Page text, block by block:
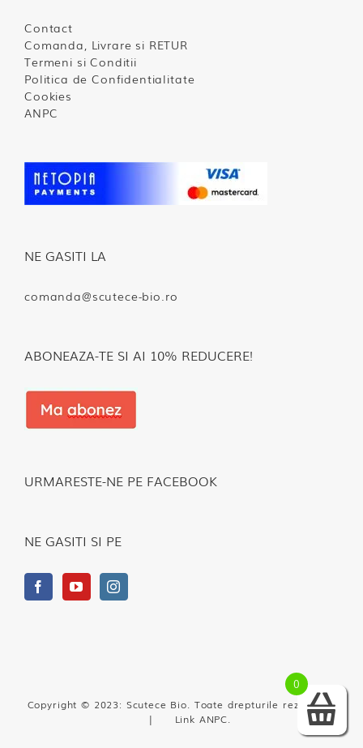
Contact
Comanda, Livrare si RETUR
Termeni si Conditii
Politica de Confidentialitate
Cookies
ANPC
NE GASITI LA
comanda@scutece-bio.ro
ABONEAZA-TE SI AI 10% REDUCERE!
URMARESTE-NE PE FACEBOOK
NE GASITI SI PE
Copyright © 2023: Scutece Bio. Toate drepturile rezervate.
| Link ANPC.
0